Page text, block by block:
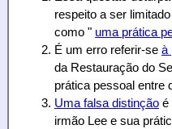
respeito a ser
como " uma prática
É um erro referir-se à
da Restauração do
prática pessoal entre
Uma falsa distinção é
irmão Lee e sua